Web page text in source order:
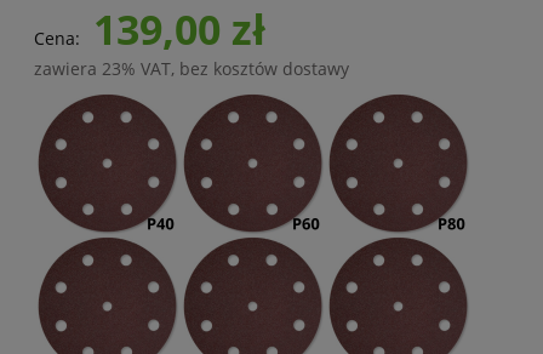
Cena: 139,00 zł
zawiera 23% VAT, bez kosztów dostawy